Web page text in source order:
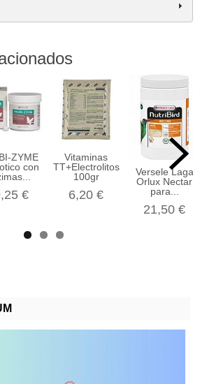
ZYME
con
€
Vitaminas
TT+Electrolitos
100gr
6,20 €
Versele Laga
Orlux Nectar
para...
21,50 €